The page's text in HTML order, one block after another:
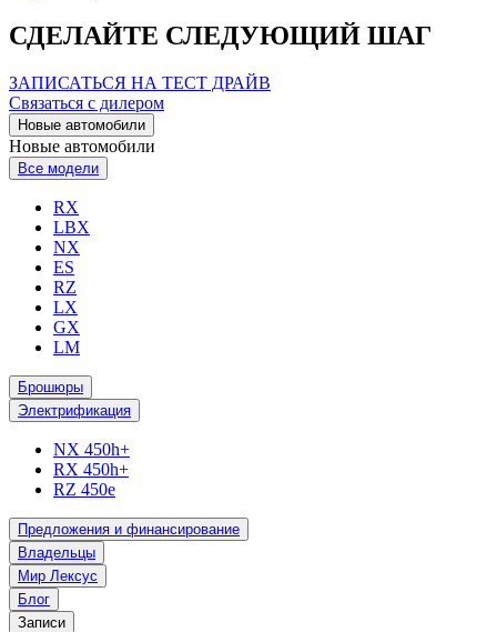
СДЕЛАЙТЕ СЛЕДУЮЩИЙ ШАГ
ЗАПИСАТЬСЯ НА ТЕСТ ДРАЙВ
Связаться с дилером
Новые автомобили
Новые автомобили
Все модели
RX
LBX
NX
ES
RZ
LX
GX
LM
Брошюры
Электрификация
NX 450h+
RX 450h+
RZ 450e
Предложения и финансирование
Владельцы
Мир Лексус
Блог
Записи